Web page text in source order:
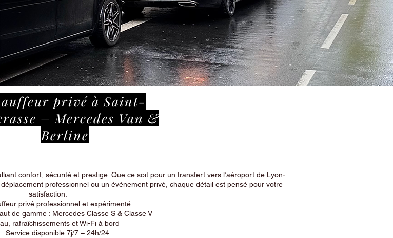
privé à Saint-
– Mercedes Van &
Berline
confort, sécurité et prestige. Que ce soit pour un transfert vers l’aéroport de Lyon-
professionnel ou un événement privé, chaque détail est pensé pour votre
satisfaction.
privé professionnel et expérimenté
de gamme : Mercedes Classe S & Classe V
rafraîchissements et Wi-Fi à bord
disponible 7j/7 – 24h/24